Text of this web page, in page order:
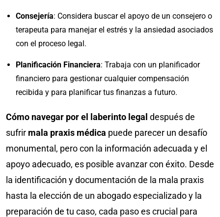
Consejería: Considera buscar el apoyo de un consejero o
terapeuta para manejar el estrés y la ansiedad asociados
con el proceso legal.
Planificación Financiera: Trabaja con un planificador
financiero para gestionar cualquier compensación
recibida y para planificar tus finanzas a futuro.
Cómo navegar por el laberinto legal después de
sufrir mala praxis médica puede parecer un desafío
monumental, pero con la información adecuada y el
apoyo adecuado, es posible avanzar con éxito. Desde
la identificación y documentación de la mala praxis
hasta la elección de un abogado especializado y la
preparación de tu caso, cada paso es crucial para